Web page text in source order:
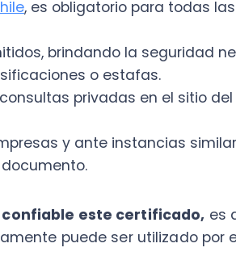
puede ser utilizado por el titular
pueden funcionar con uno o más
sus documentos a través de su
estás trabajando, debes recordar
alguno. De esta manera, se
factura electrónica?